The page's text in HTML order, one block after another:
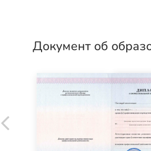
Документ об